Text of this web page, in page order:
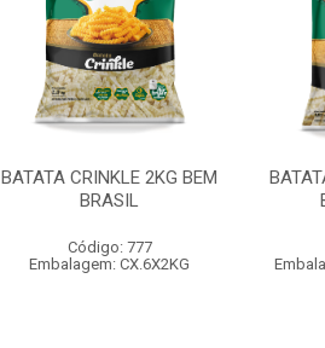
BATATA CRINKLE 2KG BEM
BRASIL
Código: 777
Embalagem: CX.6X2KG